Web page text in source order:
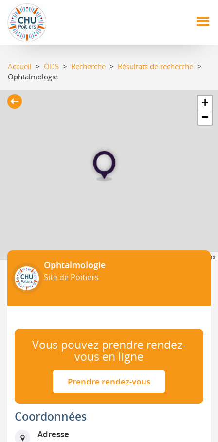
Aller
au
contenu
principal
Accueil > ODS > Recherche > Résultats de recherche >
Ophtalmologie
+
−
contributors
Ophtalmologie
Site de Poitiers
Vous pouvez prendre rendez-
vous en ligne
Prendre rendez-vous
Coordonnées
Adresse